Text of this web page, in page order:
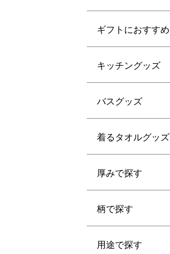
ギフトにおすすめ
キッチングッズ
バスグッズ
着るタオルグッズ
厚みで探す
柄で探す
用途で探す